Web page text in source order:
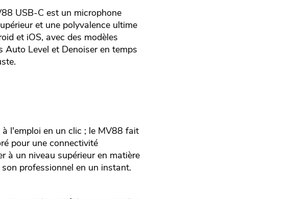
USB-C est un microphone
et une polyvalence ultime
et iOS, avec des modèles
Auto Level et Denoiser en temps
l'emploi en un clic ; le MV88 fait
pour une connectivité
à un niveau supérieur en matière
professionnel en un instant.